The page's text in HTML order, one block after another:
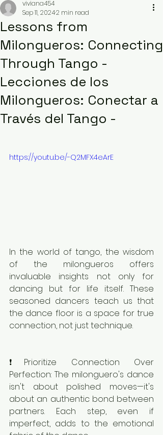
Lessons from
Milongueros: Connecting
Through Tango -
Lecciones de los
Milongueros: Conectar a
Través del Tango -
viviana454
Sep 11, 20242 min read
https://youtu.be/-Q2MFX4eArE
In the world of tango, the wisdom
of the milongueros offers
invaluable insights not only for
dancing but for life itself. These
seasoned dancers teach us that
the dance floor is a space for true
connection, not just technique.
❗️Prioritize Connection Over
Perfection: The milonguero's dance
isn't about polished moves—it's
about an authentic bond between
partners. Each step, even if
imperfect, adds to the emotional